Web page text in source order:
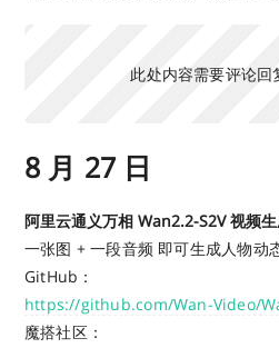
此处内容需要评论回
8 月 27 日
阿里云通义万相 Wan2.2-S2V 视频
一张图 + 一段音频 即可生成人物动
GitHub：
https://github.com/Wan-Video/
魔搭社区：